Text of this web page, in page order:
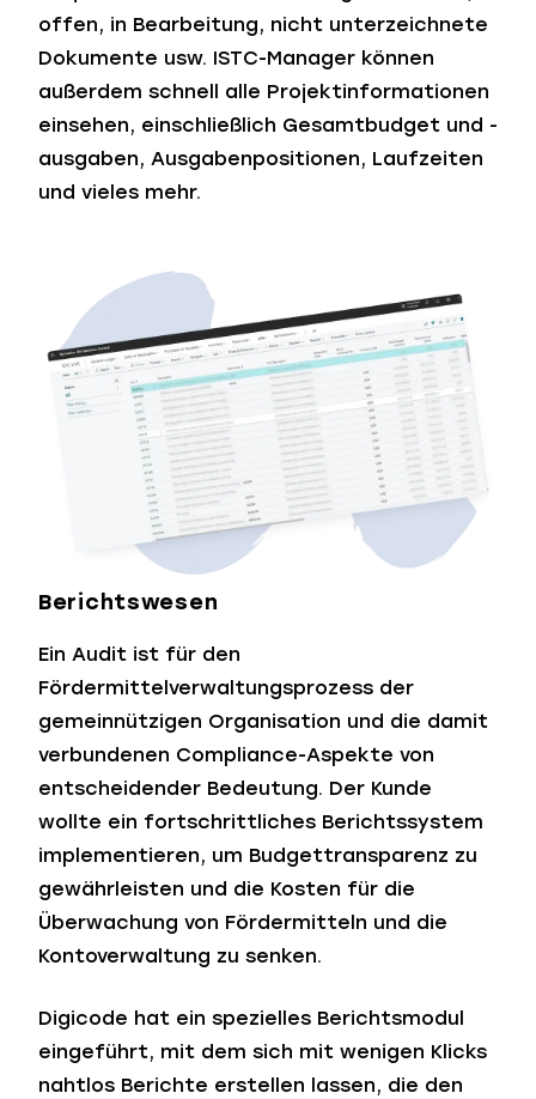
offen, in Bearbeitung, nicht unterzeichnete
Dokumente usw. ISTC-Manager können
außerdem schnell alle Projektinformationen
einsehen, einschließlich Gesamtbudget und -
ausgaben, Ausgabenpositionen, Laufzeiten
und vieles mehr.
Berichtswesen
Ein Audit ist für den
Fördermittelverwaltungsprozess der
gemeinnützigen Organisation und die damit
verbundenen Compliance-Aspekte von
entscheidender Bedeutung. Der Kunde
wollte ein fortschrittliches Berichtssystem
implementieren, um Budgettransparenz zu
gewährleisten und die Kosten für die
Überwachung von Fördermitteln und die
Kontoverwaltung zu senken.
Digicode hat ein spezielles Berichtsmodul
eingeführt, mit dem sich mit wenigen Klicks
nahtlos Berichte erstellen lassen, die den